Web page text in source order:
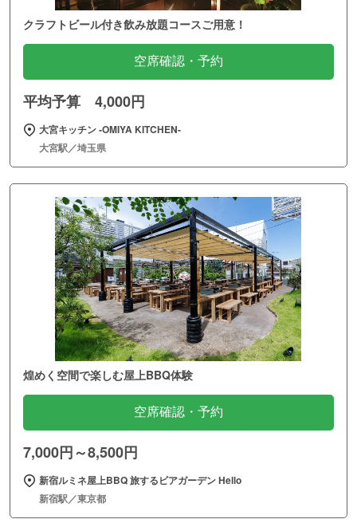
クラフトビール付き飲み放題コースご用意！
空席確認・予約
平均予算 4,000円
大宮キッチン ‐OMIYA KITCHEN‐
大宮駅／埼玉県
煌めく空間で楽しむ屋上BBQ体験
空席確認・予約
7,000円～8,500円
新宿ルミネ屋上BBQ 旅するビアガーデン Hello
新宿駅／東京都